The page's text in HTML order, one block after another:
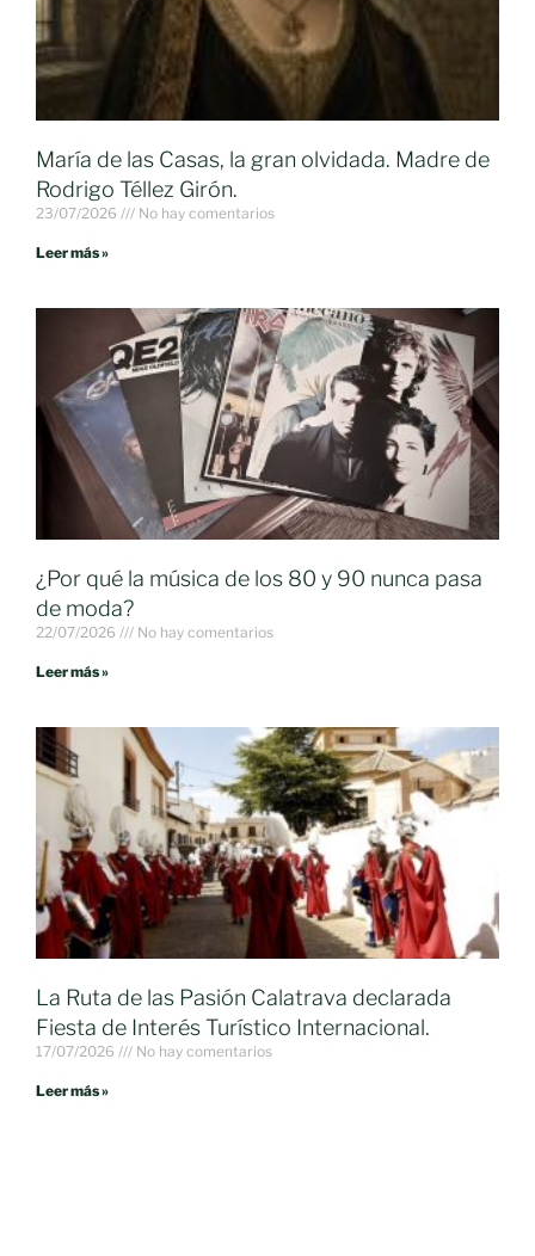
María de las Casas, la gran olvidada. Madre de
Rodrigo Téllez Girón.
23/07/2026 No hay comentarios
Leer más »
¿Por qué la música de los 80 y 90 nunca pasa
de moda?
22/07/2026 No hay comentarios
Leer más »
La Ruta de las Pasión Calatrava declarada
Fiesta de Interés Turístico Internacional.
17/07/2026 No hay comentarios
Leer más »